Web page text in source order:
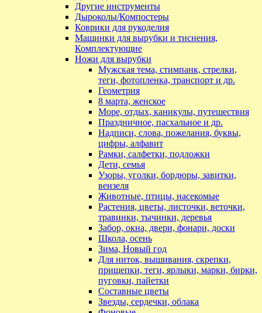
Другие инструменты
Дыроколы/Компостеры
Коврики для рукоделия
Машинки для вырубки и тиснения,
Комплектующие
Ножи для вырубки
Мужская тема, стимпанк, стрелки,
теги, фотопленка, транспорт и др.
Геометрия
8 марта, женское
Море, отдых, каникулы, путешествия
Праздничное, пасхальное и др.
Надписи, слова, пожелания, буквы,
цифры, алфавит
Рамки, салфетки, подложки
Дети, семья
Узоры, уголки, бордюры, завитки,
вензеля
Животные, птицы, насекомые
Растения, цветы, листочки, веточки,
травинки, тычинки, деревья
Забор, окна, двери, фонари, доски
Школа, осень
Зима, Новый год
Для ниток, вышивания, скрепки,
прищепки, теги, ярлыки, марки, бирки,
пуговки, пайетки
Составные цветы
Звезды, сердечки, облака